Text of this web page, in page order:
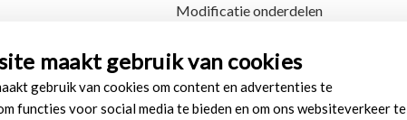
maakt gebruik van cookies
gebruik van cookies om content en advertenties te
functies voor social media te bieden en om ons websiteverkeer te
Modificatie onderdelen